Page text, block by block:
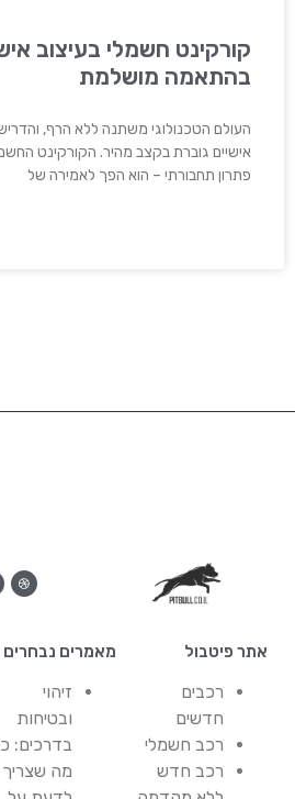
קורקינט חשמלי בעיצוב
בהתאמה מושלמת
העולם הטכנולוגי משתנה ללא הרף,
אישיים גוברת בקצב מהיר. הקורקינט
פתרון תחבורתי – הוא הפך לאמירה של
אתר פיטבול
רכבים
חדשים
רכב חשמלי
רכב חדש
מאמרים נבחרים
זיהוי
ובטיחות
בדרכים:
מה שצריך